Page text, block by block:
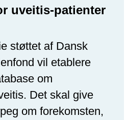
uveitis-patienter
støttet af Dansk
vil etablere
om
Det skal give
om forekomsten,